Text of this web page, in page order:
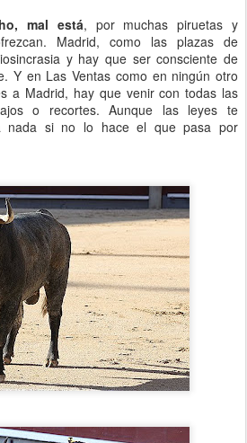
mal está, por muchas piruetas y
Madrid, como las plazas de
y hay que ser consciente de
Y en Las Ventas como en ningún otro
a Madrid, hay que venir con todas las
o recortes. Aunque las leyes te
nada si no lo hace el que pasa por